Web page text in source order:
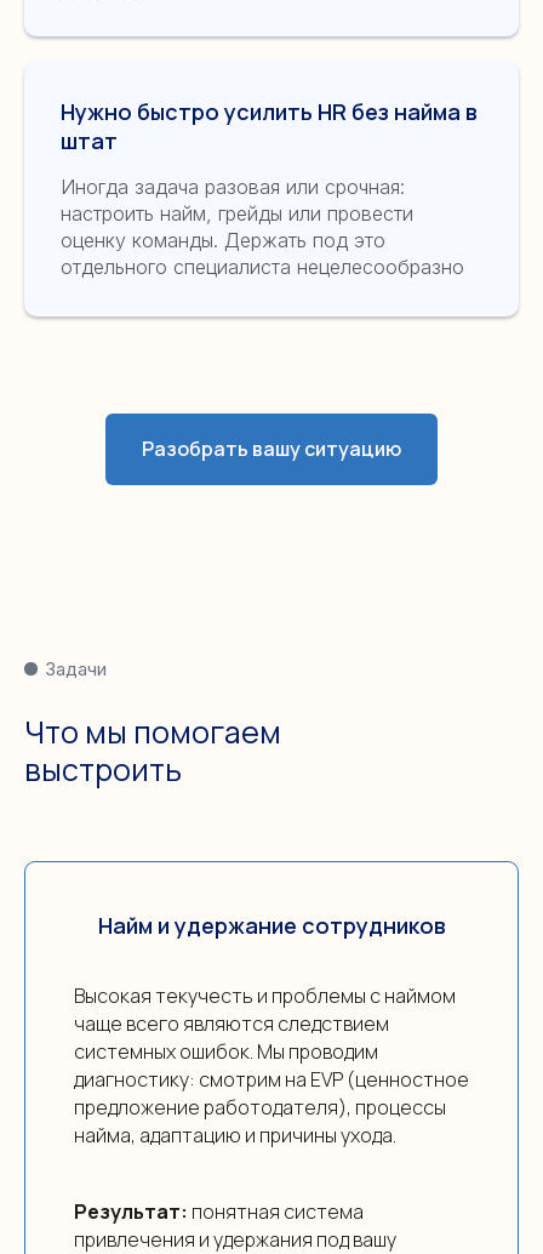
Нужно быстро усилить HR без найма в
штат
Иногда задача разовая или срочная:
настроить найм, грейды или провести
оценку команды. Держать под это
отдельного специалиста нецелесообразно
Разобрать вашу ситуацию
Что мы помогаем
выстроить
Задачи
Найм и удержание сотрудников
Высокая текучесть и проблемы с наймом
чаще всего являются следствием
системных ошибок. Мы проводим
диагностику: смотрим на EVP (ценностное
предложение работодателя), процессы
найма, адаптацию и причины ухода.
Результат: понятная система
привлечения и удержания под вашу